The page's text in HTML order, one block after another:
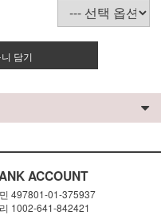
담기
ACCOUNT
497801-01-375937
1002-641-842421